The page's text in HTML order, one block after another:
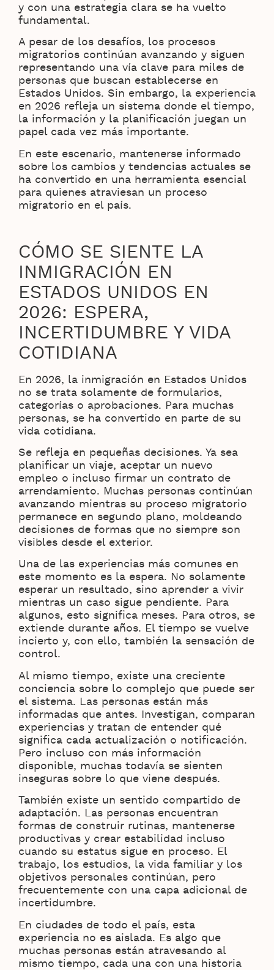
y con una estrategia clara se ha vuelto
fundamental.
A pesar de los desafíos, los procesos
migratorios continúan avanzando y siguen
representando una vía clave para miles de
personas que buscan establecerse en
Estados Unidos. Sin embargo, la experiencia
en 2026 refleja un sistema donde el tiempo,
la información y la planificación juegan un
papel cada vez más importante.
En este escenario, mantenerse informado
sobre los cambios y tendencias actuales se
ha convertido en una herramienta esencial
para quienes atraviesan un proceso
migratorio en el país.
CÓMO SE SIENTE LA
INMIGRACIÓN EN
ESTADOS UNIDOS EN
2026: ESPERA,
INCERTIDUMBRE Y VIDA
COTIDIANA
En 2026, la inmigración en Estados Unidos
no se trata solamente de formularios,
categorías o aprobaciones. Para muchas
personas, se ha convertido en parte de su
vida cotidiana.
Se refleja en pequeñas decisiones. Ya sea
planificar un viaje, aceptar un nuevo
empleo o incluso firmar un contrato de
arrendamiento. Muchas personas continúan
avanzando mientras su proceso migratorio
permanece en segundo plano, moldeando
decisiones de formas que no siempre son
visibles desde el exterior.
Una de las experiencias más comunes en
este momento es la espera. No solamente
esperar un resultado, sino aprender a vivir
mientras un caso sigue pendiente. Para
algunos, esto significa meses. Para otros, se
extiende durante años. El tiempo se vuelve
incierto y, con ello, también la sensación de
control.
Al mismo tiempo, existe una creciente
conciencia sobre lo complejo que puede ser
el sistema. Las personas están más
informadas que antes. Investigan, comparan
experiencias y tratan de entender qué
significa cada actualización o notificación.
Pero incluso con más información
disponible, muchas todavía se sienten
inseguras sobre lo que viene después.
También existe un sentido compartido de
adaptación. Las personas encuentran
formas de construir rutinas, mantenerse
productivas y crear estabilidad incluso
cuando su estatus sigue en proceso. El
trabajo, los estudios, la vida familiar y los
objetivos personales continúan, pero
frecuentemente con una capa adicional de
incertidumbre.
En ciudades de todo el país, esta
experiencia no es aislada. Es algo que
muchas personas están atravesando al
mismo tiempo, cada una con una historia